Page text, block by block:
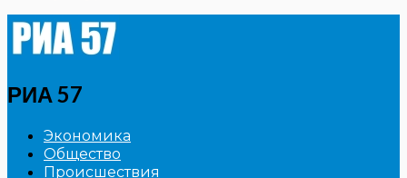
РИА 57
Экономика
Общество
Происшествия